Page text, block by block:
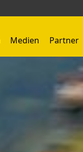
Medien Partner